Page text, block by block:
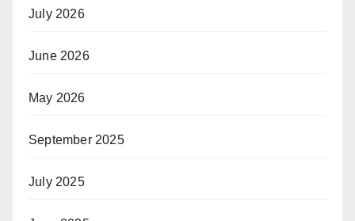
July 2026
June 2026
May 2026
September 2025
July 2025